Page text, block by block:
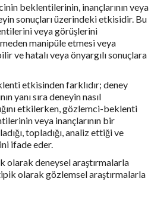
beklentilerinin, inançlarının veya
sonuçları üzerindeki etkisidir. Bu
veya görüşlerini
manipüle etmesi veya
ve hatalı veya önyargılı sonuçlara
etkisinden farklıdır; deney
yanı sıra deneyin nasıl
etkilerken, gözlemci-beklenti
veya inançlarının bir
topladığı, analiz ettiği ve
ifade eder.
olarak deneysel araştırmalarla
olarak gözlemsel araştırmalarla